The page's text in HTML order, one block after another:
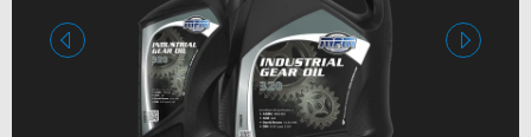
Précédent Suivant